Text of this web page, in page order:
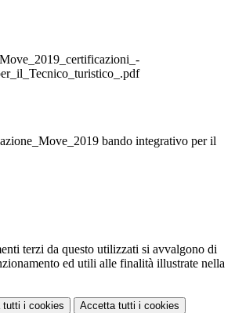
bando integrativo per il
terzi da questo utilizzati si avvalgono di
ed utili alle finalità illustrate nella
tutti i cookies Accetta tutti i cookies